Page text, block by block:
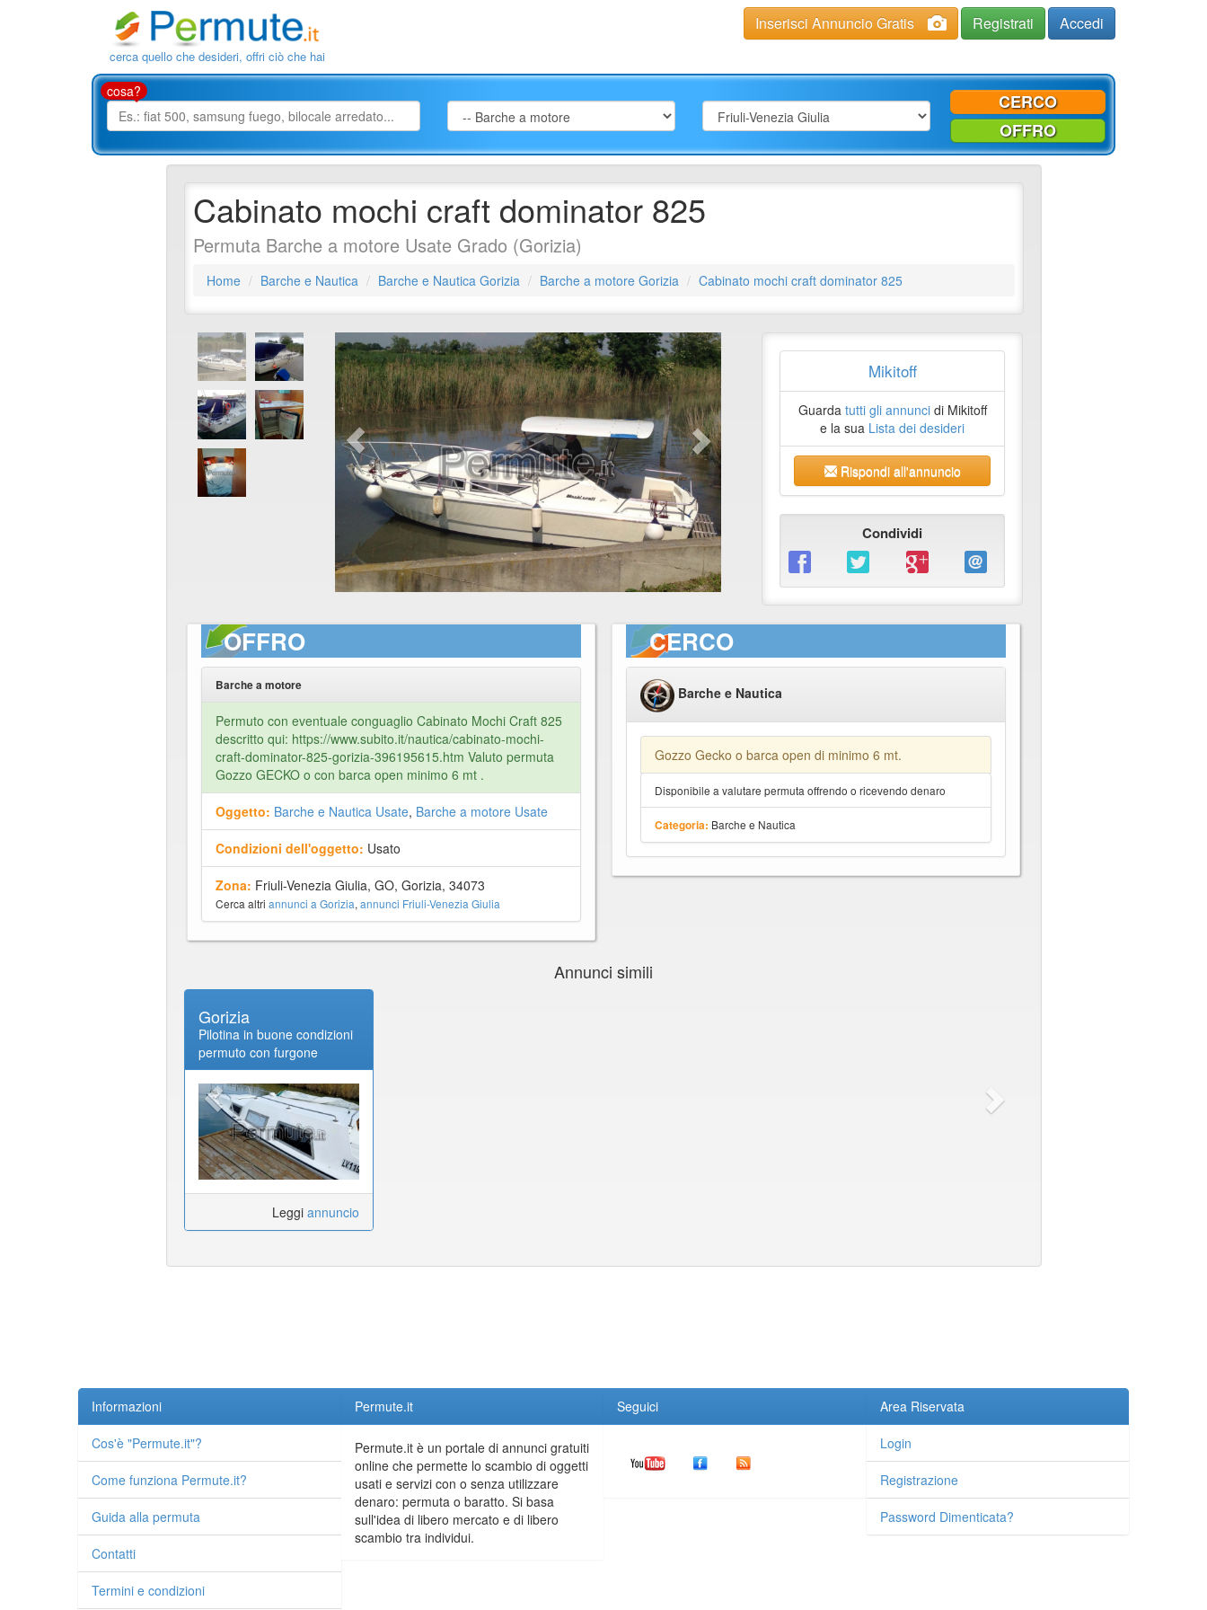
cerca quello che desideri, offri ciò che hai
Inserisci Annuncio Gratis Registrati Accedi
cosa?
CERCO
OFFRO
Cabinato mochi craft dominator 825
Permuta Barche a motore Usate Grado (Gorizia)
Home Barche e Nautica Barche e Nautica Gorizia Barche a motore Gorizia Cabinato mochi craft dominator 825
Mikitoff
Guarda tutti gli annuncidi Mikitoff
e la sua Lista dei desideri
Rispondi all'annuncio
Condividi
OFFRO
Barche a motore
Permuto con eventuale conguaglio Cabinato Mochi Craft 825
descritto qui: https://www.subito.it/nautica/cabinato-mochi-
craft-dominator-825-gorizia-396195615.htm Valuto permuta
Gozzo GECKO o con barca open minimo 6 mt .
Oggetto: Barche e Nautica Usate, Barche a motore Usate
Condizioni dell'oggetto: Usato
Zona: Friuli-Venezia Giulia, GO, Gorizia, 34073
Cerca altri annunci a Gorizia, annunci Friuli-Venezia Giulia
CERCO
Barche e Nautica
Gozzo Gecko o barca open di minimo 6 mt.
Disponibile a valutare permuta offrendo o ricevendo denaro
Categoria: Barche e Nautica
Annunci simili
Gorizia
Pilotina in buone condizioni
permuto con furgone
Leggi annuncio
Informazioni
Cos'è "Permute.it"?
Come funziona Permute.it?
Guida alla permuta
Contatti
Termini e condizioni
Permute.it
Permute.it è un portale di annunci gratuiti
online che permette lo scambio di oggetti
usati e servizi con o senza utilizzare
denaro: permuta o baratto. Si basa
sull'idea di libero mercato e di libero
scambio tra individui.
Seguici Area Riservata
Login
Registrazione
Password Dimenticata?